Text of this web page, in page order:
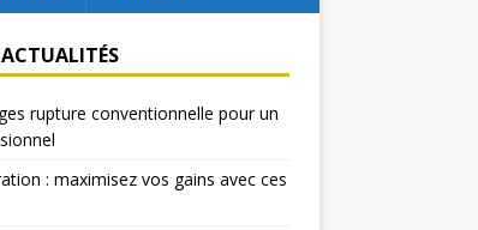
ACTUALITÉS
rupture conventionnelle pour un
: maximisez vos gains avec ces